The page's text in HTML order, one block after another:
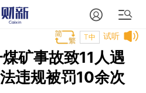
试听
T中
矿事故致11人遇
违规被罚10余次